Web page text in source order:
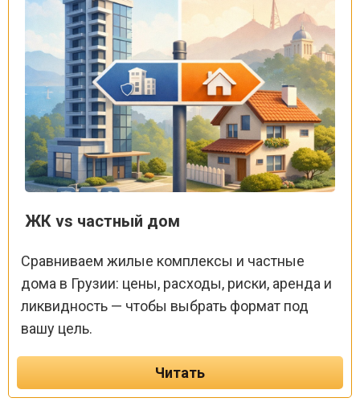
ЖК vs частный дом
Сравниваем жилые комплексы и частные
дома в Грузии: цены, расходы, риски, аренда и
ликвидность — чтобы выбрать формат под
вашу цель.
Читать